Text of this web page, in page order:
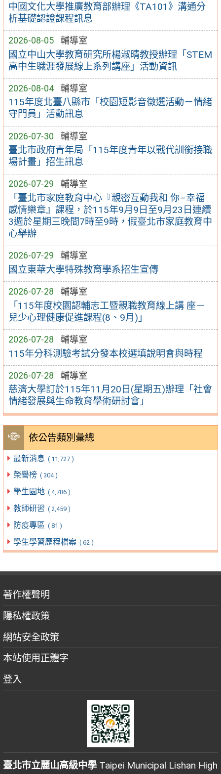
中國文化大學推廣教育部辦理《TA101》溝通分
析基礎認證課程訊息
2026-08-05 輔導室
國立中山大學教育研究所楊淑晴教授辦理「STEM
高中生職涯發展線上系列講座」活動資訊
2026-08-04 輔導室
115年度北臺八縣市「校園短影音徵選活動－情緒
守門員」活動訊息
2026-07-30 輔導室
臺北市政府青年局「115年度青年以戰代訓銜接職
場計畫」招生訊息
2026-07-29 輔導室
「臺北市家庭教育中心『親密互動我和 你–幸福
感情樂章』課程，於115年9月9日至9月23日連續
3週於星期三晚間7時至9時，假臺北市家庭教育中
心舉辦
2026-07-29 輔導室
國立東華大學特殊教育學系招生宣傳
2026-07-28 輔導室
「115年度校園認輔志工暨親職教育線上講 座－
兒少心理健康促進課程(8、9月)」
2026-07-28 輔導室
115年分科測驗考試分發本校選填說明會與時程
2026-07-28 輔導室
慈濟大學訂於115年11月20日(星期五)辦理「社會
情緒發展與生命教育學術研討會」
依公告類別彙總
最新消息 ( 11,727 )
榮譽榜 ( 304 )
學生園地 ( 4,786 )
教師研習 ( 2,459 )
防疫專區 ( 81 )
學生學習歷程檔案 ( 62 )
著作權聲明
隱私權政策
網站安全政策
本站使用正體字
登入
臺北市立麗山高級中學 Taipei Municipal Lishan High